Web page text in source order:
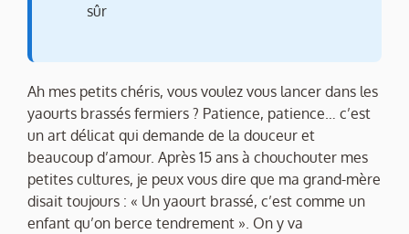
sûr
Ah mes petits chéris, vous voulez vous lancer dans les
yaourts brassés fermiers ? Patience, patience… c’est
un art délicat qui demande de la douceur et
beaucoup d’amour. Après 15 ans à chouchouter mes
petites cultures, je peux vous dire que ma grand-mère
disait toujours : « Un yaourt brassé, c’est comme un
enfant qu’on berce tendrement ». On y va